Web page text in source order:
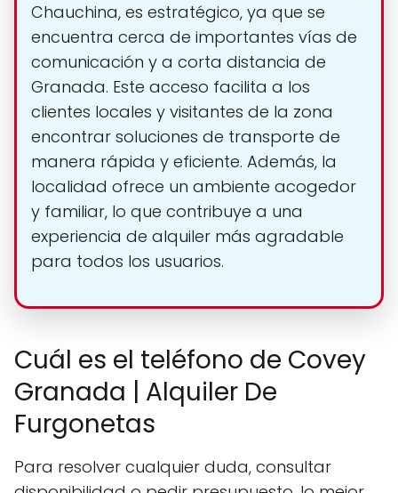
Chauchina, es estratégico, ya que se
encuentra cerca de importantes vías de
comunicación y a corta distancia de
Granada. Este acceso facilita a los
clientes locales y visitantes de la zona
encontrar soluciones de transporte de
manera rápida y eficiente. Además, la
localidad ofrece un ambiente acogedor
y familiar, lo que contribuye a una
experiencia de alquiler más agradable
para todos los usuarios.
Cuál es el teléfono de Covey
Granada | Alquiler De
Furgonetas
Para resolver cualquier duda, consultar